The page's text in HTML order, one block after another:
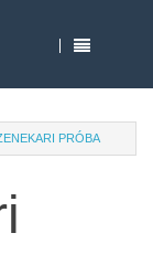
PRÓBA